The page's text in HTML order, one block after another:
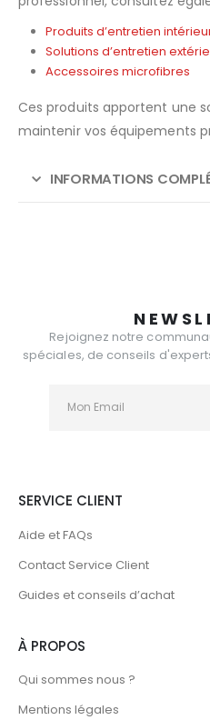
Produits d’entretien
Solutions d’entretien
Accessoires microfibres
Ces produits apportent une
maintenir vos équipements
INFORMATIONS
Rejoignez notre
spéciales, de conseils
SERVICE CLIENT
Aide et FAQs
Contact Service Client
Guides et conseils d’achat
À PROPOS
Qui sommes nous ?
Mentions légales